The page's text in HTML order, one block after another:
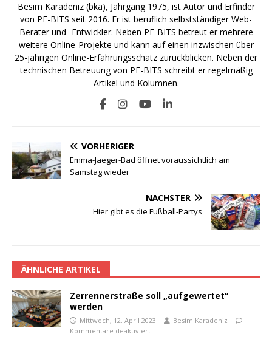
Besim Karadeniz (bka), Jahrgang 1975, ist Autor und Erfinder
von PF-BITS seit 2016. Er ist beruflich selbstständiger Web-
Berater und -Entwickler. Neben PF-BITS betreut er mehrere
weitere Online-Projekte und kann auf einen inzwischen über
25-jährigen Online-Erfahrungsschatz zurückblicken. Neben der
technischen Betreuung von PF-BITS schreibt er regelmäßig
Artikel und Kolumnen.
VORHERIGER
Emma-Jaeger-Bad öffnet voraussichtlich am
Samstag wieder
NÄCHSTER
Hier gibt es die Fußball-Partys
ÄHNLICHE ARTIKEL
Zerrennerstraße soll „aufgewertet“
werden
Mittwoch, 12. April 2023
Besim Karadeniz
Kommentare deaktiviert